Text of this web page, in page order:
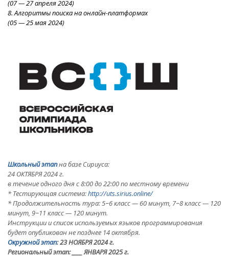
(07—27 апреля2024)
8. Алгоритмы поиска на онлайн-платформах
(05—25 мая 2024)
Школьный этапна базе Сириуса:
24 ОКТЯБРЯ 2024 г.
в течение одного дня с 8:00 до 22:00 по местному времени
* Тестирующая система:http://uts.sirius.online/
* Продолжительность тура: 5−6 класс — 60 минут, 7−8 класс — 120
минут, 9−11 класс — 120 минут.
Инструкции и список используемых языков программирования
будет опубликован не позднее 14 октября.
Окружной этап: 23 НОЯБРЯ 2024 г.
Региональный этап:
____ ЯНВАРЯ 2025 г.